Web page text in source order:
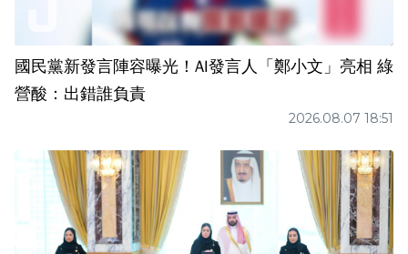
國民黨新發言陣容曝光！AI發言人「鄭小文」亮相 綠
營酸：出錯誰負責
2026.08.07 18:51